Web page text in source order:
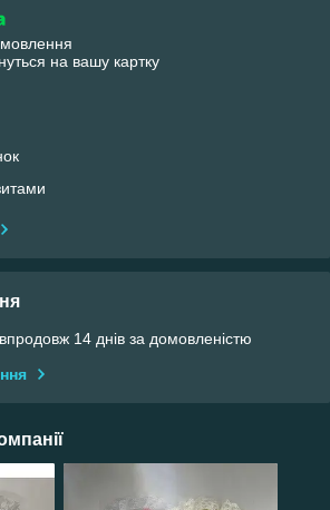
на вашу картку
14 днів за домовленістю